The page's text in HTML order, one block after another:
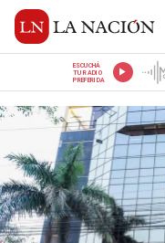
ESCUCHÁ
TU RADIO
PREFERIDA